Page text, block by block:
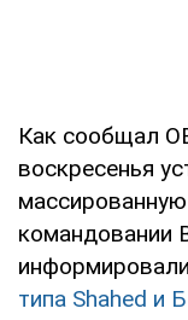
Как сообщал
воскресенья
командовании
типа Shahed и